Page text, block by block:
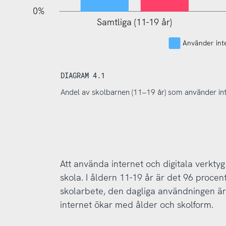
0%
Samtliga (11-19 år)
Använder
DIAGRAM 4.1
Andel av skolbarnen (11–19 år) som använder
Att använda internet och digitala
skola. I åldern 11-19 år är det 96
skolarbete, den dagliga användningen
internet ökar med ålder och skolform.